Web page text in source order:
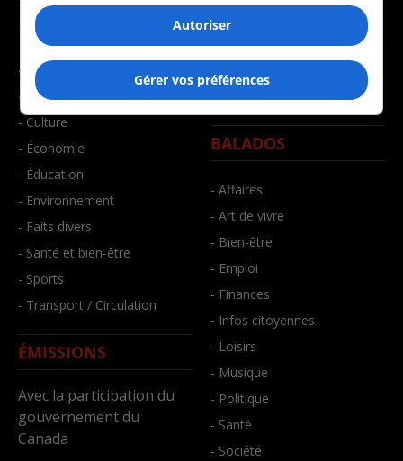
NOUVELLES
- Affaires municipales
- Communauté / Social
- Culture
- Économie
- Éducation
- Environnement
- Faits divers
- Santé et bien-être
- Sports
- Transport / Circulation
ÉMISSIONS
Avec la participation du
gouvernement du
Canada
MUSIQUE
- Joué récemment
BALADOS
- Affaires
- Art de vivre
- Bien-être
- Emploi
- Finances
- Infos citoyennes
- Loisirs
- Musique
- Politique
- Santé
- Société
Autoriser
Gérer vos préférences